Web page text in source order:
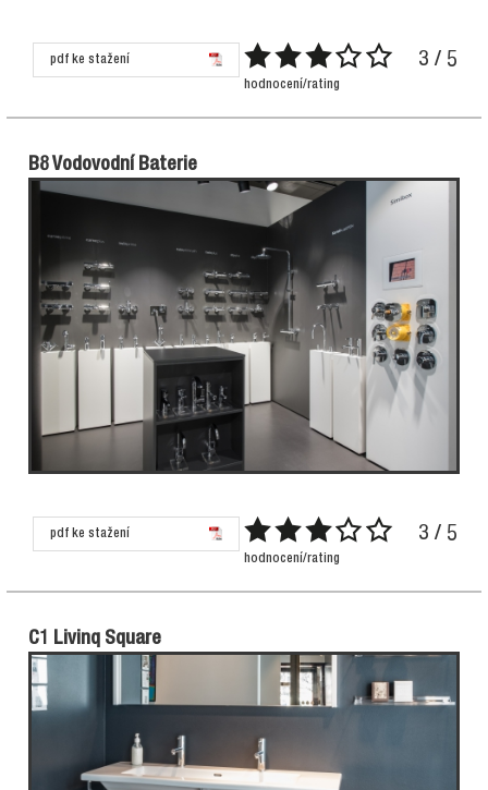
pdf ke stažení 3 / 5
hodnocení/rating
B8 Vodovodní Baterie
pdf ke stažení 3 / 5
hodnocení/rating
C1 Livinq Square